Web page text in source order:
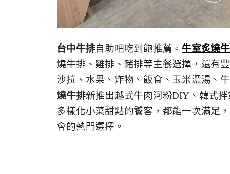
台中牛排自助吧吃到飽推薦。 牛室炙燒
燒牛排、雞排、豬排等主餐選擇，還有
沙拉、水果、炸物、飯食、玉米濃湯、
燒牛排新推出越式牛肉河粉DIY、韓式
多樣化小菜甜點的饕客，都能一次滿足，
會的熱門選擇。